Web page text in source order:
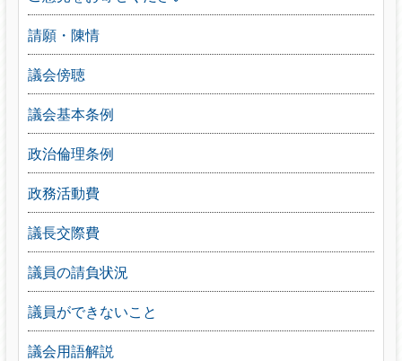
請願・陳情
議会傍聴
議会基本条例
政治倫理条例
政務活動費
議長交際費
議員の請負状況
議員ができないこと
議会用語解説